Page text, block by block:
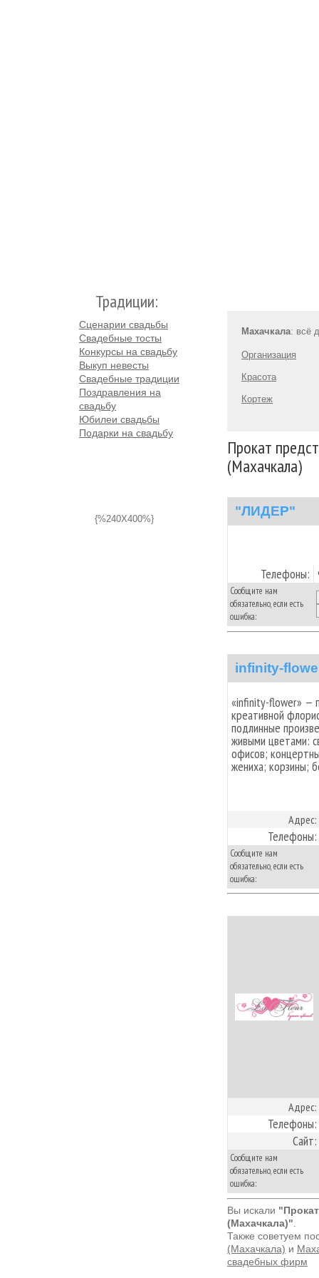
Традиции:
Сценарии свадьбы
Свадебные тосты
Конкурсы на свадьбу
Выкуп невесты
Свадебные традиции
Поздравления на
свадьбу
Юбилеи свадьбы
Подарки на свадьбу
{%240X400%}
Махачкала: всё
Организация
Красота
Кортеж
Прокат
(Махачкала)
"ЛИДЕР"
Телефоны:
Сообщите нам
обязательно, если есть
ошибка:
infinity-
«infinity-flower» —
креативной
подлинные
живыми цветами:
офисов;
жениха; корзины;
Адрес:
Телефоны:
Сообщите нам
обязательно, если есть
ошибка:
Адрес:
Телефоны:
Сайт:
Сообщите нам
обязательно, если есть
ошибка:
Вы искали
(Махачкала)"
Также советуем
(Махачкала) и
свадебных фирм